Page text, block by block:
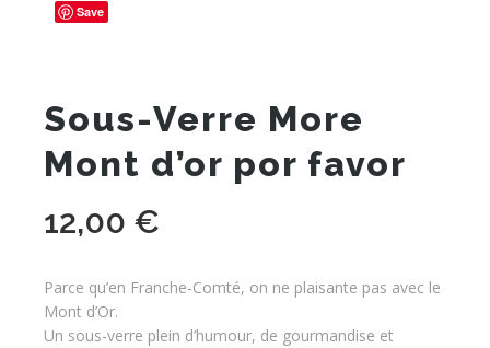
Save
Sous-Verre More
Mont d’or por favor
12,00 €
Parce qu’en Franche-Comté, on ne plaisante pas avec le
Mont d’Or.
Un sous-verre plein d’humour, de gourmandise et